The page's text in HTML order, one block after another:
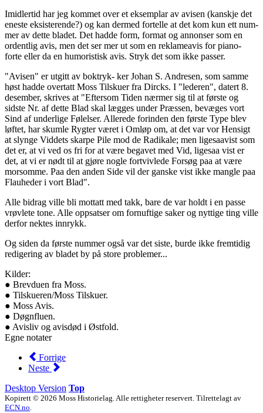
Imidlertid har jeg kommet over et eksemplar av avisen (kanskje det
eneste eksisterende?) og kan dermed fortelle at det kom kun ett num-
mer av dette bladet. Det hadde form, format og annonser som en
ordentlig avis, men det ser mer ut som en reklameavis for piano-
forte eller da en humoristisk avis. Stryk det som ikke passer.
"Avisen" er utgitt av boktryk- ker Johan S. Andresen, som samme
høst hadde overtatt Moss Tilskuer fra Dircks. I "lederen", datert 8.
desember, skrives at "Eftersom Tiden nærmer sig til at første og
sidste Nr. af dette Blad skal lægges under Præssen, bevæges vort
Sind af underlige Følelser. Allerede forinden den første Type blev
løftet, har skumle Rygter været i Omløp om, at det var vor Hensigt
at slynge Viddets skarpe Pile mod de Radikale; men ligesaavist som
det er, at vi ved os fri for at være begavet med Vid, ligesaa vist er
det, at vi er nødt til at gjøre nogle fortvivlede Forsøg paa at være
morsomme. Paa den anden Side vil der ganske vist ikke mangle paa
Flauheder i vort Blad".
Alle bidrag ville bli mottatt med takk, bare de var holdt i en passe
vrøvlete tone. Alle oppsatser om fornuftige saker og nyttige ting ville
derfor nektes innrykk.
Og siden da første nummer også var det siste, burde ikke fremtidig
redigering av bladet by på store problemer...
Kilder:
● Brevduen fra Moss.
● Tilskueren/Moss Tilskuer.
● Moss Avis.
● Døgnfluen.
● Avisliv og avisdød i Østfold.
Egne notater
Forrige
Neste
Desktop Version Top
Kopirett © 2026 Moss Historielag. Alle rettigheter reservert. Tilrettelagt av
ECN.no.